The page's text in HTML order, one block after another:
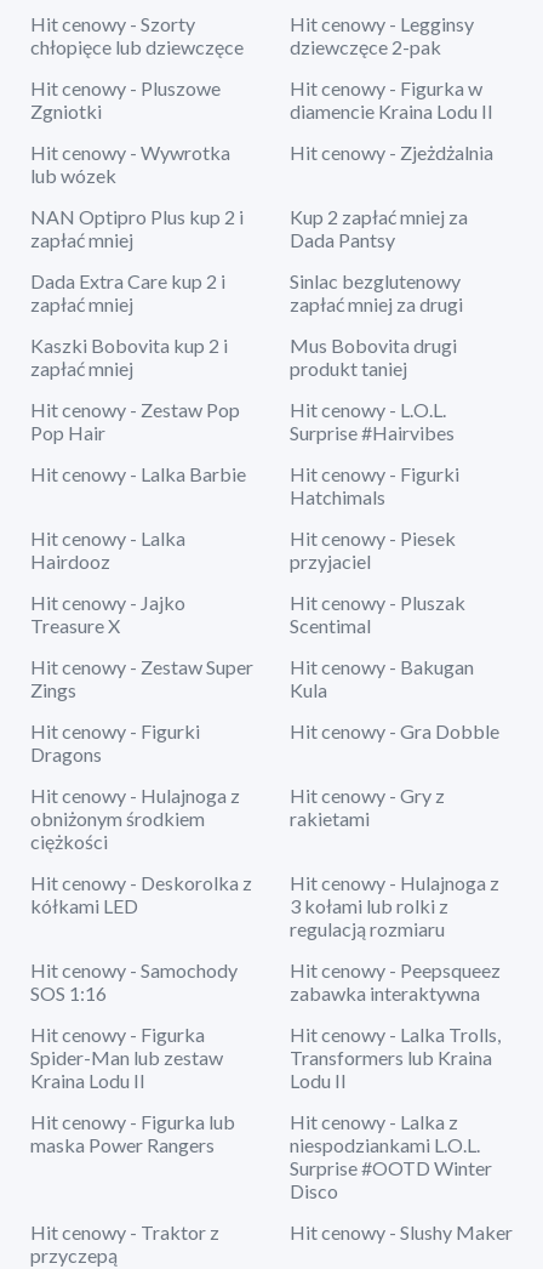
Hit cenowy - Szorty
chłopięce lub dziewczęce
Hit cenowy - Legginsy
dziewczęce 2-pak
Hit cenowy - Pluszowe
Zgniotki
Hit cenowy - Figurka w
diamencie Kraina Lodu II
Hit cenowy - Wywrotka
lub wózek
Hit cenowy - Zjeżdżalnia
NAN Optipro Plus kup 2 i
zapłać mniej
Kup 2 zapłać mniej za
Dada Pantsy
Dada Extra Care kup 2 i
zapłać mniej
Sinlac bezglutenowy
zapłać mniej za drugi
Kaszki Bobovita kup 2 i
zapłać mniej
Mus Bobovita drugi
produkt taniej
Hit cenowy - Zestaw Pop
Pop Hair
Hit cenowy - L.O.L.
Surprise #Hairvibes
Hit cenowy - Lalka Barbie
Hit cenowy - Figurki
Hatchimals
Hit cenowy - Lalka
Hairdooz
Hit cenowy - Piesek
przyjaciel
Hit cenowy - Jajko
Treasure X
Hit cenowy - Pluszak
Scentimal
Hit cenowy - Zestaw Super
Zings
Hit cenowy - Bakugan
Kula
Hit cenowy - Figurki
Dragons
Hit cenowy - Gra Dobble
Hit cenowy - Hulajnoga z
obniżonym środkiem
ciężkości
Hit cenowy - Gry z
rakietami
Hit cenowy - Deskorolka z
kółkami LED
Hit cenowy - Hulajnoga z
3 kołami lub rolki z
regulacją rozmiaru
Hit cenowy - Samochody
SOS 1:16
Hit cenowy - Peepsqueez
zabawka interaktywna
Hit cenowy - Figurka
Spider-Man lub zestaw
Kraina Lodu II
Hit cenowy - Lalka Trolls,
Transformers lub Kraina
Lodu II
Hit cenowy - Figurka lub
maska Power Rangers
Hit cenowy - Lalka z
niespodziankami L.O.L.
Surprise #OOTD Winter
Disco
Hit cenowy - Traktor z
przyczepą
Hit cenowy - Slushy Maker